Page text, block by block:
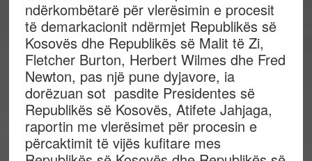
ndërkombëtarë për vlerësimin e procesit
të demarkacionit ndërmjet Republikës së
Kosovës dhe Republikës së Malit të Zi,
Fletcher Burton, Herbert Wilmes dhe Fred
Newton, pas një pune dyjavore, ia
dorëzuan sot pasdite Presidentes së
Republikës së Kosovës, Atifete Jahjaga,
raportin me vlerësimet për procesin e
përcaktimit të vijës kufitare mes